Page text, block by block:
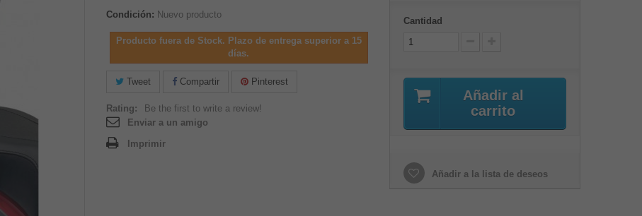
Condición: Nuevo producto
Producto fuera de Stock. Plazo de entrega superior a 15
días.
Tweet Compartir Pinterest
Rating:
Be the first to write a review!
Enviar a un amigo
Imprimir
Cantidad
Añadir al
carrito
Añadir a la lista de deseos